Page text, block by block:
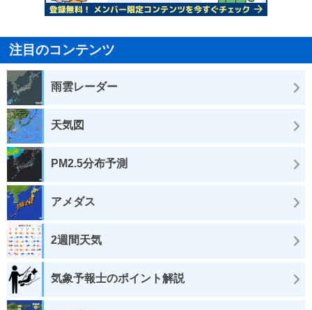
注目のコンテンツ
雨雲レーダー
天気図
PM2.5分布予測
アメダス
2週間天気
気象予報士のポイント解説